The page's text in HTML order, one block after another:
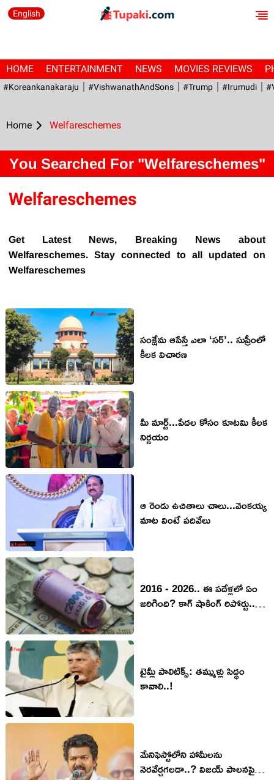
English
HOME ENTERTAINMENT NEWS MOVIES REVIEWS
#Koreankanakaraju #VishwanathAndSons #Trump #irumudi
Home Welfareschemes
You Searched For "Welfareschemes"
Welfareschemes
Get Latest News, Breaking News about
Welfareschemes. Stay connected to all updated on
Welfareschemes
సంక్షేమ ఆపేస్తే ఎలా ‘సర్’.. సుప్రీంలో
కీలక విచారణ
మీ మార్ట్...పేదల కోసం కూటమి కీలక
నిర్ణయం
ఆ రెండు ఉచితాలు చాలు...వెంకయ్య
మాట వింటే పదివేలు
2016 - 2026.. ఈ పదేళ్లలో ఏం
జరిగింది? కాగ్ షాకింగ్ రిపోర్టు..
టైమ్లీ పాలిటిక్స్‌: త‌మ్ముళ్లు సిద్ధం
కావాలి..!
మేనిఫెస్టోలోని హామీలను
నెరవేర్చగలడా..? విజయ్ పాలనపై